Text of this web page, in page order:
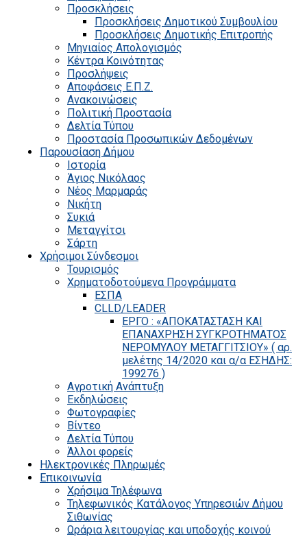
Προσκλήσεις
Προσκλήσεις Δημοτικού Συμβουλίου
Προσκλήσεις Δημοτικής Επιτροπής
Μηνιαίος Απολογισμός
Κέντρα Κοινότητας
Προσλήψεις
Αποφάσεις Ε.Π.Ζ.
Ανακοινώσεις
Πολιτική Προστασία
Δελτία Τύπου
Προστασία Προσωπικών Δεδομένων
Παρουσίαση Δήμου
Ιστορία
Άγιος Νικόλαος
Νέος Μαρμαράς
Νικήτη
Συκιά
Μεταγγίτσι
Σάρτη
Χρήσιμοι Σύνδεσμοι
Τουρισμός
Χρηματοδοτούμενα Προγράμματα
ΕΣΠΑ
CLLD/LEADER
ΕΡΓΟ : «ΑΠΟΚΑΤΑΣΤΑΣΗ ΚΑΙ
ΕΠΑΝΑΧΡΗΣΗ ΣΥΓΚΡΟΤΗΜΑΤΟΣ
ΝΕΡΟΜΥΛΟΥ ΜΕΤΑΓΓΙΤΣΙΟΥ» ( αρ.
μελέτης 14/2020 και α/α ΕΣΗΔΗΣ:
199276 )
Αγροτική Ανάπτυξη
Εκδηλώσεις
Φωτογραφίες
Βίντεο
Δελτία Τύπου
Άλλοι φορείς
Ηλεκτρονικές Πληρωμές
Επικοινωνία
Χρήσιμα Τηλέφωνα
Τηλεφωνικός Κατάλογος Υπηρεσιών Δήμου
Σιθωνίας
Ωράρια λειτουργίας και υποδοχής κοινού